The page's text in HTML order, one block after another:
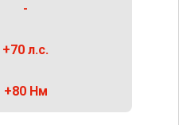
-
+70 л.с.
+80 Нм